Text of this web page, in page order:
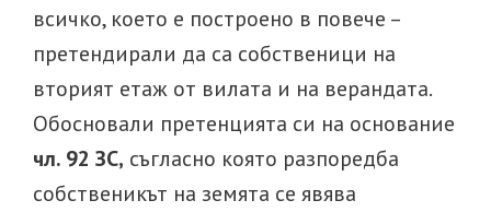
всичко, което е построено в повече –
претендирали да са собственици на
вторият етаж от вилата и на верандата.
Обосновали претенцията си на основание
чл. 92 ЗС, съгласно която разпоредба
собственикът на земята се явява